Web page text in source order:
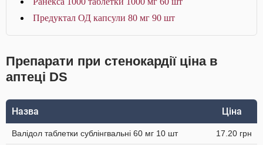
Предуктал ОД капсули 80 мг 90 шт
Препарати при стенокардії ціна в
аптеці DS
Назва Ціна
Валідол таблетки сублінгвальні 60 мг 10 шт 17.20 грн